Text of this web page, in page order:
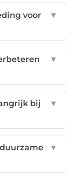
voor
▼
▼
bij
▼
▼